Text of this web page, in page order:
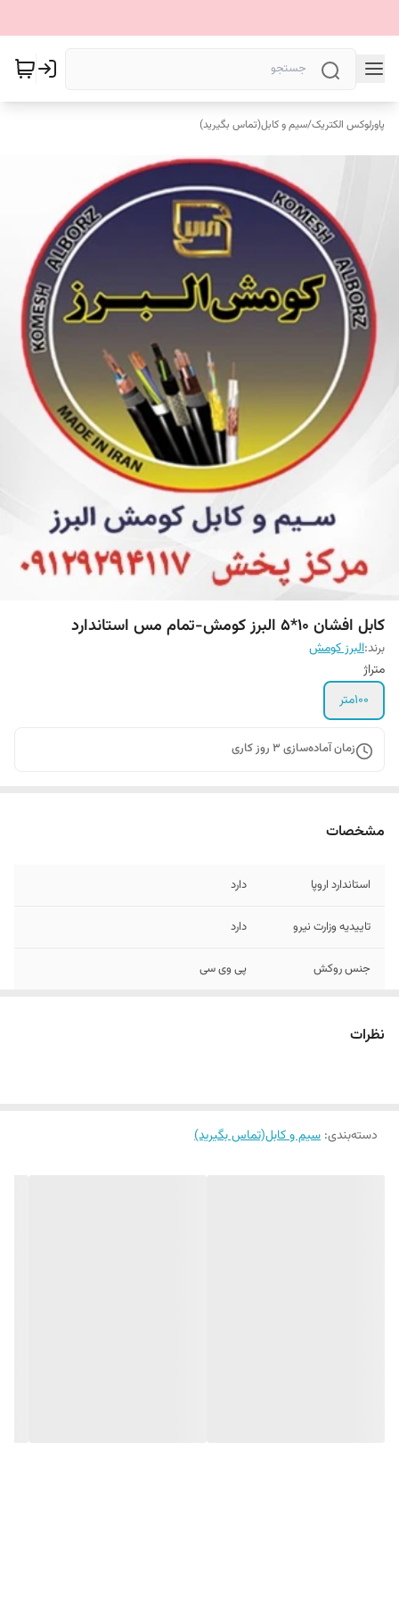
پاورلوکس الکتریک/سیم و کابل(تماس بگیرید)
کابل افشان ۱۰*۵ البرز کومش-تمام مس استاندارد
برند:البرز کومش
متراژ
100متر
زمان آماده‌سازی 3 روز کاری
مشخصات
استاندارد اروپا دارد
تاییدیه وزارت نیرو دارد
جنس روکش پی وی سی
نظرات
دسته‌بندی: سیم و کابل(تماس بگیرید)